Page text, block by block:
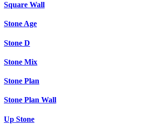
Square Wall
Stone Age
Stone D
Stone Mix
Stone Plan
Stone Plan Wall
Up Stone